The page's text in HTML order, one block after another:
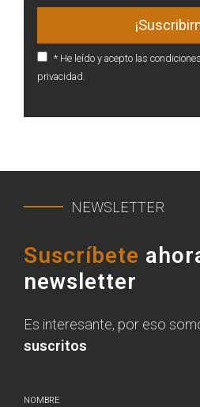
* He leído y acepto las
privacidad.
NEWSLETTER
Suscríbete
newsletter
Es interesante, por eso
suscritos
NOMBRE